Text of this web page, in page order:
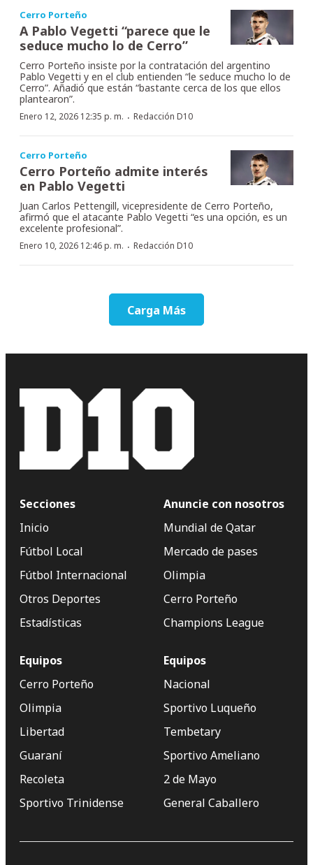
Cerro Porteño
A Pablo Vegetti “parece que le
seduce mucho lo de Cerro”
Cerro Porteño insiste por la contratación del argentino
Pablo Vegetti y en el club entienden “le seduce mucho lo de
Cerro”. Añadió que están “bastante cerca de los que ellos
plantearon”.
Enero 12, 2026 12:35 p. m. · Redacción D10
Cerro Porteño
Cerro Porteño admite interés
en Pablo Vegetti
Juan Carlos Pettengill, vicepresidente de Cerro Porteño,
afirmó que el atacante Pablo Vegetti “es una opción, es un
excelente profesional”.
Enero 10, 2026 12:46 p. m. · Redacción D10
Carga Más
Secciones
Inicio
Fútbol Local
Fútbol Internacional
Otros Deportes
Estadísticas
Anuncie con nosotros
Mundial de Qatar
Mercado de pases
Olimpia
Cerro Porteño
Champions League
Equipos
Cerro Porteño
Olimpia
Libertad
Guaraní
Recoleta
Sportivo Trinidense
Equipos
Nacional
Sportivo Luqueño
Tembetary
Sportivo Ameliano
2 de Mayo
General Caballero